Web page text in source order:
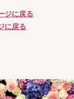
ジに戻る
に戻る